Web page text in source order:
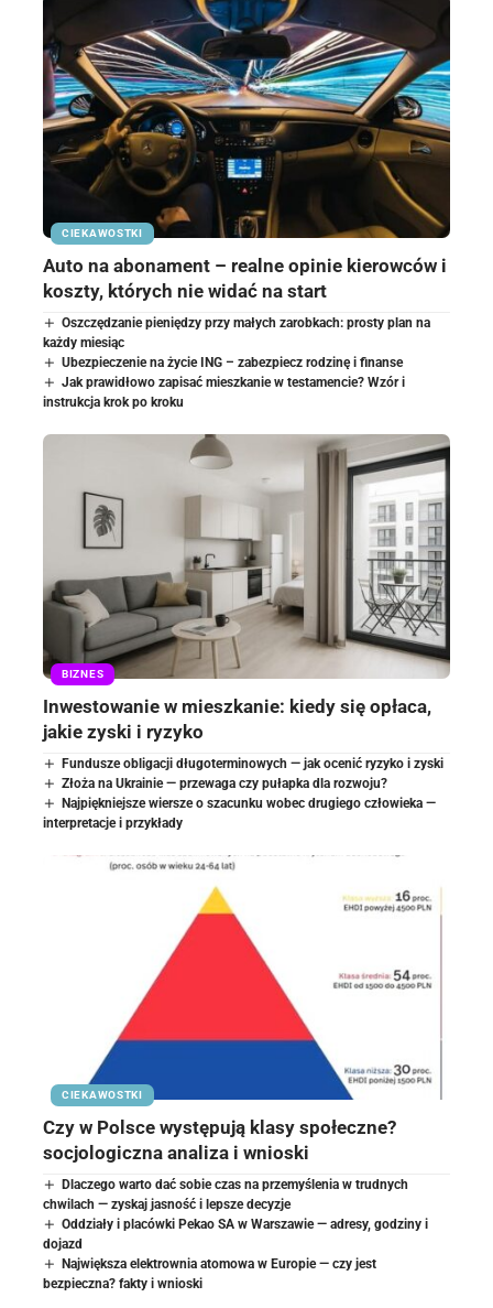
CIEKAWOSTKI
Auto na abonament – realne opinie kierowców i
koszty, których nie widać na start
Oszczędzanie pieniędzy przy małych zarobkach: prosty plan na
każdy miesiąc
Ubezpieczenie na życie ING – zabezpiecz rodzinę i finanse
Jak prawidłowo zapisać mieszkanie w testamencie? Wzór i
instrukcja krok po kroku
BIZNES
Inwestowanie w mieszkanie: kiedy się opłaca,
jakie zyski i ryzyko
Fundusze obligacji długoterminowych — jak ocenić ryzyko i zyski
Złoża na Ukrainie — przewaga czy pułapka dla rozwoju?
Najpiękniejsze wiersze o szacunku wobec drugiego człowieka —
interpretacje i przykłady
CIEKAWOSTKI
Czy w Polsce występują klasy społeczne?
socjologiczna analiza i wnioski
Dlaczego warto dać sobie czas na przemyślenia w trudnych
chwilach — zyskaj jasność i lepsze decyzje
Oddziały i placówki Pekao SA w Warszawie — adresy, godziny i
dojazd
Największa elektrownia atomowa w Europie — czy jest
bezpieczna? fakty i wnioski